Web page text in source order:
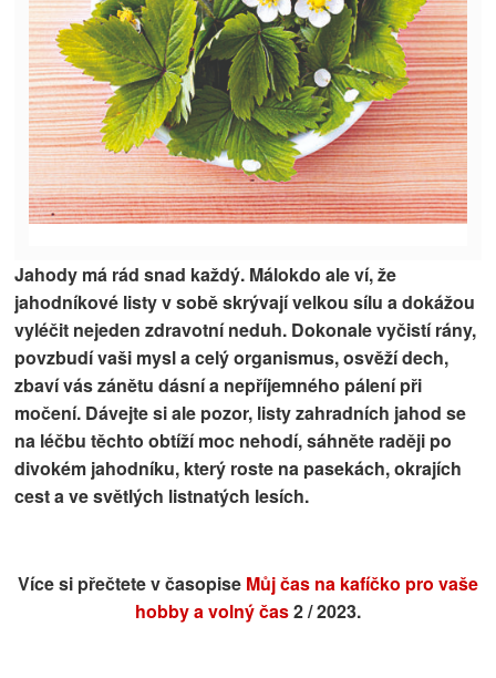
Jahody má rád snad každý. Málokdo ale ví, že
jahodníkové listy v sobě skrývají velkou sílu a dokážou
vyléčit nejeden zdravotní neduh. Dokonale vyčistí rány,
povzbudí vaši mysl a celý organismus, osvěží dech,
zbaví vás zánětu dásní a nepříjemného pálení při
močení. Dávejte si ale pozor, listy zahradních jahod se
na léčbu těchto obtíží moc nehodí, sáhněte raději po
divokém jahodníku, který roste na pasekách, okrajích
cest a ve světlých listnatých lesích.
Více si přečtete v časopise Můj čas na kafíčko pro vaše
hobby a volný čas2 / 2023.